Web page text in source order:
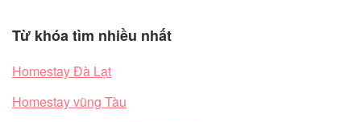
Từ khóa tìm nhiều nhất
Homestay Đà Lạt
Homestay vũng Tàu